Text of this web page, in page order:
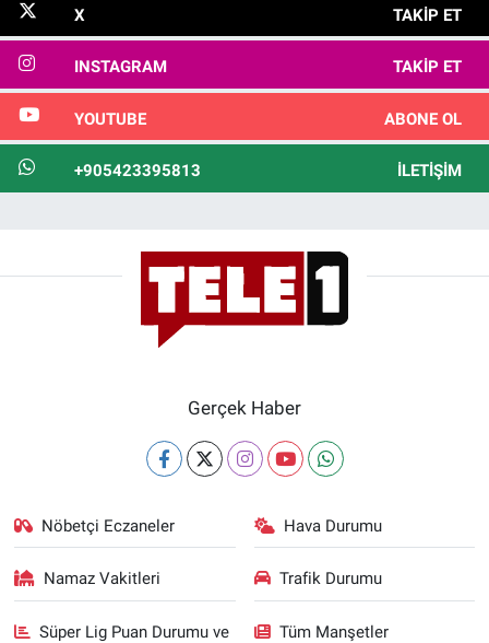
X TAKIP ET
INSTAGRAM TAKIP ET
YOUTUBE ABONE OL
+905423395813 İLETIŞIM
Gerçek Haber
Nöbetçi Eczaneler Hava Durumu
Namaz Vakitleri Trafik Durumu
Süper Lig Puan Durumu ve
Tüm Manşetler